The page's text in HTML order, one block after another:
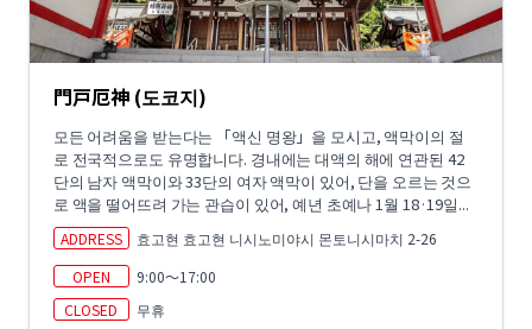
門戸厄神 (도코지)
모든 어려움을 받는다는 「액신 명왕」을 모시고, 액막이의 절
로 전국적으로도 유명합니다. 경내에는 대액의 해에 연관된 42
단의 남자 액막이와 33단의 여자 액막이 있어, 단을 오르는 것으
로 액을 떨어뜨려 가는 관습이 있어, 예년 초예나 1월 18·19일...
ADDRESS
효고현 효고현 니시노미야시 몬토니시마치 2-26
OPEN
9:00～17:00
CLOSED
무휴